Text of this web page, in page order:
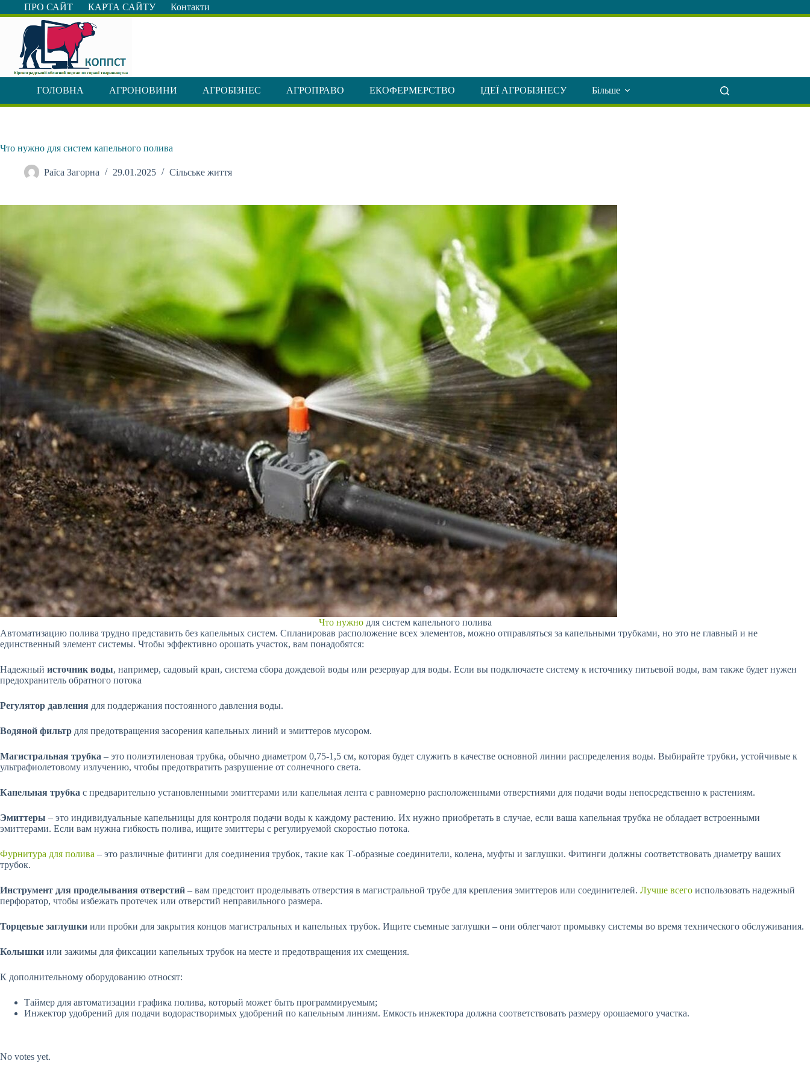
Перейти
до
ПРО САЙТ КАРТА САЙТУ Контакти
ГОЛОВНА АГРОНОВИНИ АГРОБІЗНЕС АГРОПРАВО ЕКОФЕРМЕРСТВО ІДЕЇ АГРОБІЗНЕСУ Більше
Что нужно для систем капельного полива
Раїса Загорна 29.01.2025 Сільське життя
Что нужнодля систем капельного полива
Автоматизацию полива трудно представить без капельных систем. Спланировав расположение всех элементов, можно отправляться за капельными трубками, но это не главный и не
единственный элемент системы. Чтобы эффективно орошать участок, вам понадобятся:
Надежный источник воды, например, садовый кран, система сбора дождевой воды или резервуар для воды. Если вы подключаете систему к источнику питьевой воды, вам также будет нужен
предохранитель обратного потока
Регулятор давления для поддержания постоянного давления воды.
Водяной фильтр для предотвращения засорения капельных линий и эмиттеров мусором.
Магистральная трубка – это полиэтиленовая трубка, обычно диаметром 0,75-1,5 см, которая будет служить в качестве основной линии распределения воды. Выбирайте трубки, устойчивые к
ультрафиолетовому излучению, чтобы предотвратить разрушение от солнечного света.
Капельная трубка с предварительно установленными эмиттерами или капельная лента с равномерно расположенными отверстиями для подачи воды непосредственно к растениям.
Эмиттеры – это индивидуальные капельницы для контроля подачи воды к каждому растению. Их нужно приобретать в случае, если ваша капельная трубка не обладает встроенными
эмиттерами. Если вам нужна гибкость полива, ищите эмиттеры с регулируемой скоростью потока.
Фурнитура для полива – это различные фитинги для соединения трубок, такие как Т-образные соединители, колена, муфты и заглушки. Фитинги должны соответствовать диаметру ваших
трубок.
Инструмент для проделывания отверстий – вам предстоит проделывать отверстия в магистральной трубе для крепления эмиттеров или соединителей. Лучше всего использовать надежный
перфоратор, чтобы избежать протечек или отверстий неправильного размера.
Торцевые заглушки или пробки для закрытия концов магистральных и капельных трубок. Ищите съемные заглушки – они облегчают промывку системы во время технического обслуживания.
Колышки или зажимы для фиксации капельных трубок на месте и предотвращения их смещения.
К дополнительному оборудованию относят:
Таймер для автоматизации графика полива, который может быть программируемым;
Инжектор удобрений для подачи водорастворимых удобрений по капельным линиям. Емкость инжектора должна соответствовать размеру орошаемого участка.
No votes yet.